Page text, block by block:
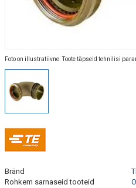
Foto on illustratiivne. Toote täpseid tehnilisi
Bränd
Rohkem sarnaseid tooteid